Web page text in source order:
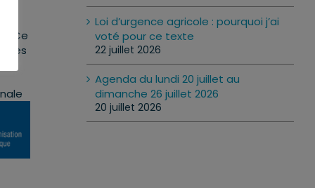
Ce
des
Loi d’urgence agricole : pourquoi j’ai
voté pour ce texte
22 juillet 2026
Agenda du lundi 20 juillet au
dimanche 26 juillet 2026
20 juillet 2026